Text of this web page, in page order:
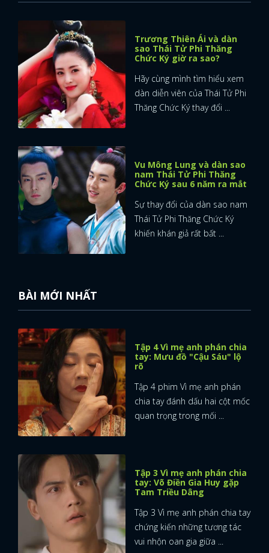
Trương Thiên Ái và dàn
sao Thái Tử Phi Thăng
Chức Ký giờ ra sao?
Hãy cùng mình tìm hiểu xem
dàn diễn viên của Thái Tử Phi
Thăng Chức Ký thay đổi ...
Vu Mông Lung và dàn sao
nam Thái Tử Phi Thăng
Chức Ký sau 6 năm ra mắt
Sự thay đổi của dàn sao nam
Thái Tử Phi Thăng Chức Ký
khiến khán giả rất bất ...
BÀI MỚI NHẤT
Tập 4 Vì mẹ anh phán chia
tay: Mưu đồ "Cậu Sáu" lộ
rõ
Tập 4 phim Vì mẹ anh phán
chia tay đánh dấu hai cột mốc
quan trọng trong mối ...
Tập 3 Vì mẹ anh phán chia
tay: Võ Điền Gia Huy gặp
Tam Triều Dâng
Tập 3 Vì mẹ anh phán chia tay
chứng kiến những tương tác
vui nhộn oan gia giữa ...